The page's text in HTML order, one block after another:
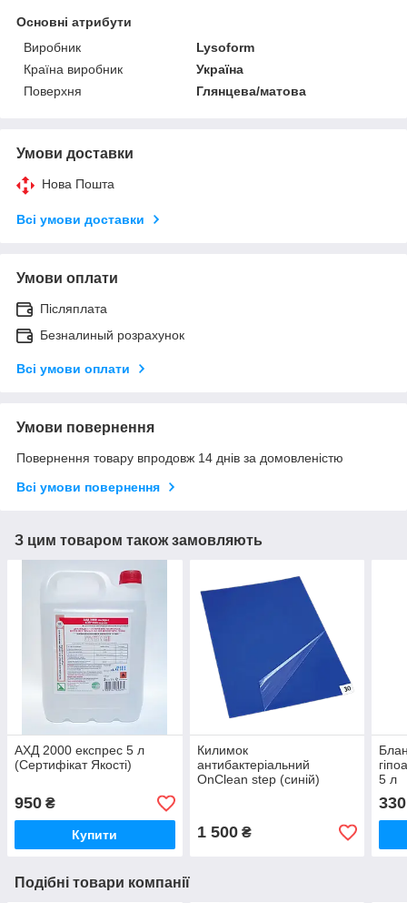
Основні атрибути
Виробник
Lysoform
Країна виробник
Україна
Поверхня
Глянцева/матова
Умови доставки
Нова Пошта
Всі умови доставки
Умови оплати
Післяплата
Безналиный розрахунок
Всі умови оплати
Умови повернення
Повернення товару впродовж 14 днів за домовленістю
Всі умови повернення
З цим товаром також замовляють
АХД 2000 експрес 5 л
(Сертифікат Якості)
950 ₴
Купити
Килимок
антибактеріальний
OnClean step (синій)
1 500₴
5 л
330
Подібні товари компанії